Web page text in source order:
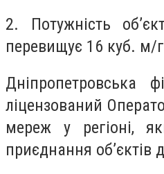
2. Потужність
перевищує 16 куб. м/
Дніпропетровська
ліцензований
мереж у регіоні,
приєднання об’єктів